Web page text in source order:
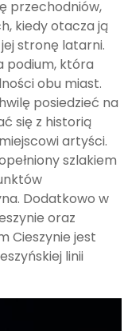
przechodniów,
kiedy otacza ją
stronę latarni.
podium, która
obu miast.
posiedzieć na
się z historią
artyści.
szlakiem
Dodatkowo w
oraz
Cieszynie jest
linii